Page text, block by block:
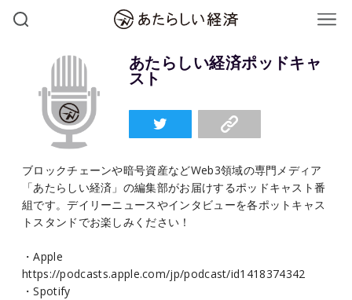
あたらしい経済ポッドキャ
スト
ブロックチェーンや暗号資産などWeb3領域の専門メディア
「あたらしい経済」の編集部がお届けするポッドキャスト番
組です。デイリーニュースやインタビューを各ポットキャス
トスタンドでお楽しみください！
・Apple
https://podcasts.apple.com/jp/podcast/id1418374342
・Spotify